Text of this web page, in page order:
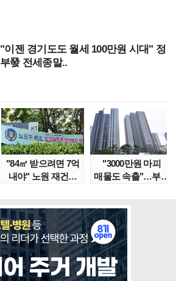
"이젠 경기도도 월세 100만원 시대" 정
부發 전세종말..
"84㎡ 받으려면 7억
내야" 노원 재건축
"3000만원 마피
매물도 속출"…부산